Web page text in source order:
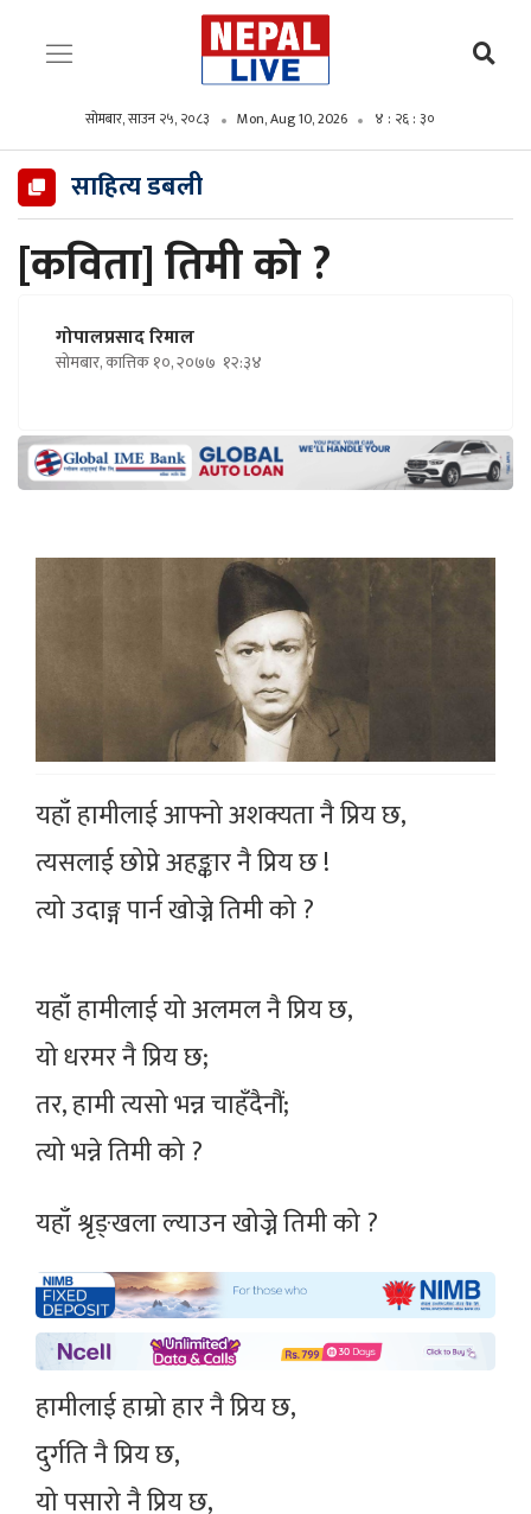
सोमबार, साउन २५, २०८३ Mon, Aug 10, 2026 ४ : २६ : ३१
साहित्य डबली
[कविता] तिमी को ?
गोपालप्रसाद रिमाल
सोमबार, कात्तिक १०, २०७७ १२:३४
यहाँ हामीलाई आफ्नो अशक्यता नै प्रिय छ,
त्यसलाई छोप्ने अहङ्कार नै प्रिय छ !
त्यो उदाङ्ग पार्न खोज्ने तिमी को ?
यहाँ हामीलाई यो अलमल नै प्रिय छ,
यो धरमर नै प्रिय छ;
तर, हामी त्यसो भन्न चाहँदैनौं;
त्यो भन्ने तिमी को ?
यहाँ श्रृङ्खला ल्याउन खोज्ने तिमी को ?
हामीलाई हाम्रो हार नै प्रिय छ,
दुर्गति नै प्रिय छ,
यो पसारो नै प्रिय छ,